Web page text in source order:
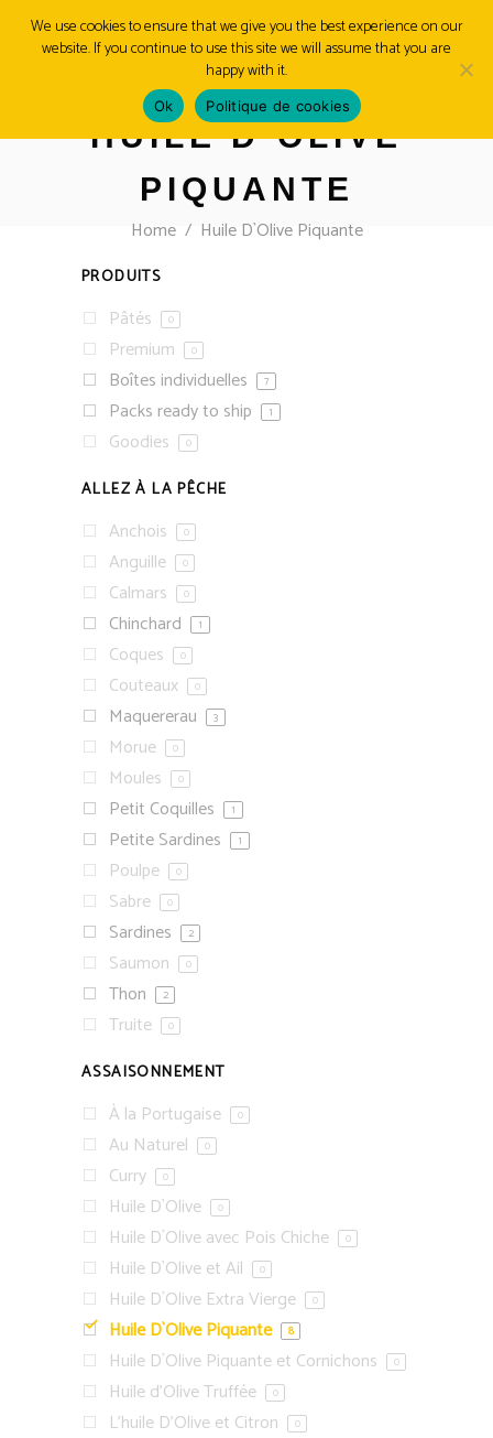
MENU
HUILE D`OLIVE
PIQUANTE
Home/ Huile D`Olive Piquante
PRODUITS
Pâtés 0
Premium 0
Boîtes individuelles 7
Packs ready to ship 1
Goodies 0
ALLEZ À LA PÊCHE
Anchois 0
Anguille 0
Calmars 0
Chinchard 1
Coques 0
Couteaux 0
Maquererau 3
Morue 0
Moules 0
Petit Coquilles 1
Petite Sardines 1
Poulpe 0
Sabre 0
Sardines 2
Saumon 0
Thon 2
Truite 0
ASSAISONNEMENT
À la Portugaise 0
Au Naturel 0
Curry 0
Huile D`Olive 0
Huile D`Olive avec Pois Chiche 0
Huile D`Olive et Ail 0
Huile D`Olive Extra Vierge 0
Huile D`Olive Piquante 8
Huile D`Olive Piquante et Cornichons 0
Huile d'Olive Truffée 0
L'huile D'Olive et Citron 0
We use cookies to ensure that we give you the best experience on our
website. If you continue to use this site we will assume that you are
happy with it.
Ok Politique de cookies